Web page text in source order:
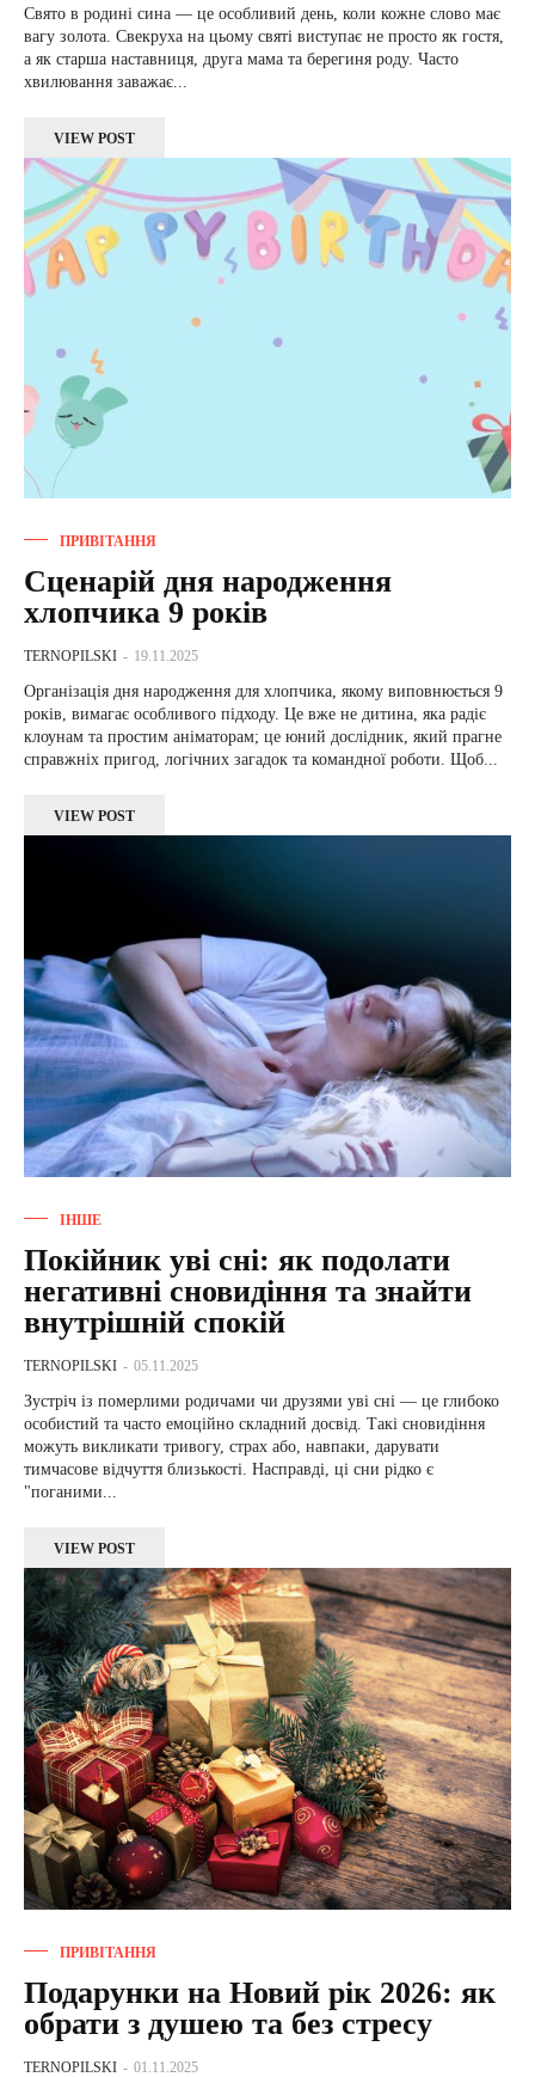
Свято в родині сина — це особливий день, коли кожне слово має
вагу золота. Свекруха на цьому святі виступає не просто як гостя,
а як старша наставниця, друга мама та берегиня роду. Часто
хвилювання заважає...
VIEW POST
ПРИВІТАННЯ
Сценарій дня народження
хлопчика 9 років
TERNOPILSKI - 19.11.2025
Організація дня народження для хлопчика, якому виповнюється 9
років, вимагає особливого підходу. Це вже не дитина, яка радіє
клоунам та простим аніматорам; це юний дослідник, який прагне
справжніх пригод, логічних загадок та командної роботи. Щоб...
VIEW POST
ІНШЕ
Покійник уві сні: як подолати
негативні сновидіння та знайти
внутрішній спокій
TERNOPILSKI - 05.11.2025
Зустріч із померлими родичами чи друзями уві сні — це глибоко
особистий та часто емоційно складний досвід. Такі сновидіння
можуть викликати тривогу, страх або, навпаки, дарувати
тимчасове відчуття близькості. Насправді, ці сни рідко є
"поганими...
VIEW POST
ПРИВІТАННЯ
Подарунки на Новий рік 2026: як
обрати з душею та без стресу
TERNOPILSKI - 01.11.2025